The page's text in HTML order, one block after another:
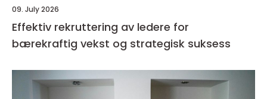
09. July 2026
Effektiv rekruttering av ledere for
bærekraftig vekst og strategisk suksess